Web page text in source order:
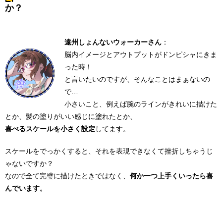
か？
遠州しょんないウォーカーさん ：
脳内イメージとアウトプットがドンピシャにきま
った時！
と言いたいのですが、そんなことはまぁないの
で…
小さいこと、例えば腕のラインがきれいに描けた
とか、髪の塗りがいい感じに塗れたとか、
喜べるスケールを小さく設定 してます。
スケールをでっかくすると、それを表現できなくて挫折しちゃうじ
ゃないですか？
なので全て完璧に描けたときではなく、 何か一つ上手くいったら喜
んでいます。